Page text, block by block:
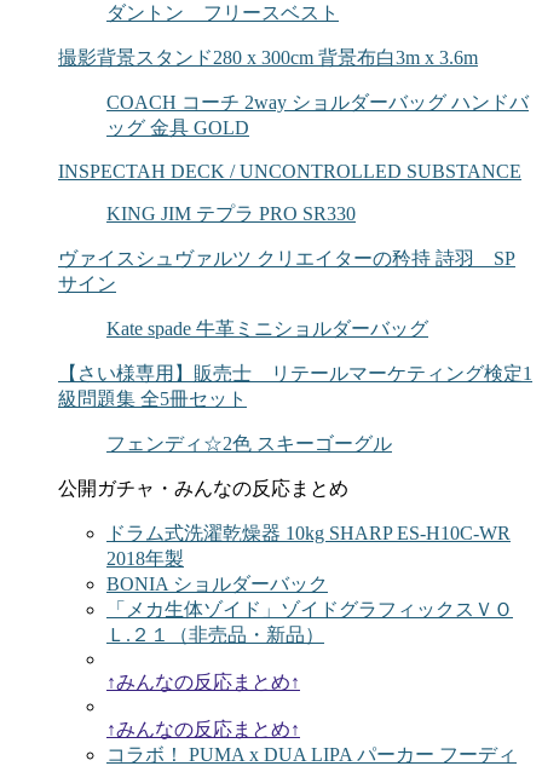
ダントン フリースベスト
撮影背景スタンド280 x 300cm 背景布白3m x 3.6m
COACH コーチ 2way ショルダーバッグ ハンドバ
ッグ 金具 GOLD
INSPECTAH DECK / UNCONTROLLED SUBSTANCE
KING JIM テプラ PRO SR330
ヴァイスシュヴァルツ クリエイターの矜持 詩羽 SP
サイン
Kate spade 牛革ミニショルダーバッグ
【さい様専用】販売士 リテールマーケティング検定1
級問題集 全5冊セット
フェンディ☆2色 スキーゴーグル
公開ガチャ・みんなの反応まとめ
ドラム式洗濯乾燥器 10kg SHARP ES-H10C-WR
2018年製
BONIA ショルダーバック
「メカ生体ゾイド」ゾイドグラフィックスＶＯ
Ｌ.２１（非売品・新品）
↑みんなの反応まとめ↑
↑みんなの反応まとめ↑
コラボ！ PUMA x DUA LIPA パーカー フーディ